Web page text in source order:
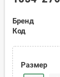
Бренд
Код
Размер